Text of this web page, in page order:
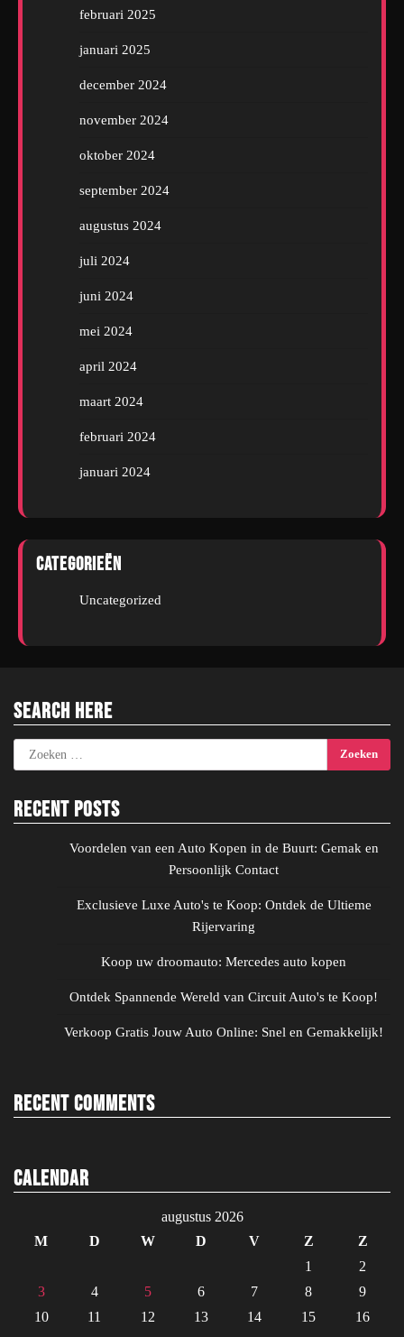
februari 2025
januari 2025
december 2024
november 2024
oktober 2024
september 2024
augustus 2024
juli 2024
juni 2024
mei 2024
april 2024
maart 2024
februari 2024
januari 2024
Categorieën
Uncategorized
Search Here
Zoeken
naar:
Recent Posts
Voordelen van een Auto Kopen in de Buurt: Gemak en
Persoonlijk Contact
Exclusieve Luxe Auto's te Koop: Ontdek de Ultieme
Rijervaring
Koop uw droomauto: Mercedes auto kopen
Ontdek Spannende Wereld van Circuit Auto's te Koop!
Verkoop Gratis Jouw Auto Online: Snel en Gemakkelijk!
Recent Comments
Calendar
augustus 2026
M
D W D V Z
Z
1
2
3
4 5 6 7 8
9
10
11 12 13 14 15
16